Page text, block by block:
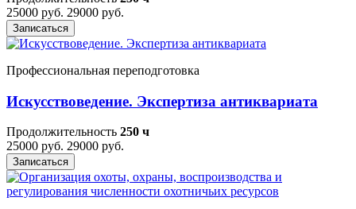
25000 руб. 29000 руб.
Записаться
Профессиональная переподготовка
Искусствоведение. Экспертиза антиквариата
Продолжительность 250 ч
25000 руб. 29000 руб.
Записаться